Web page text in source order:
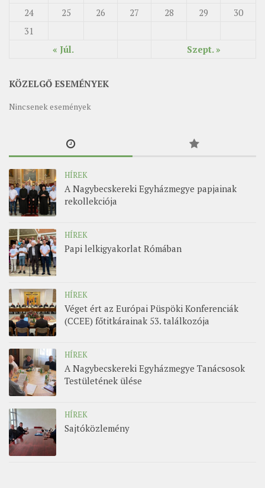
« Júl. Szept. »
24
25 26 27 28 29
30
31
KÖZELGŐ ESEMÉNYEK
Nincsenek események
HÍREK
A Nagybecskereki Egyházmegye papjainak
rekollekciója
HÍREK
Papi lelkigyakorlat Rómában
HÍREK
Véget ért az Európai Püspöki Konferenciák
(CCEE) főtitkárainak 53. találkozója
HÍREK
A Nagybecskereki Egyházmegye Tanácsosok
Testületének ülése
HÍREK
Sajtóközlemény